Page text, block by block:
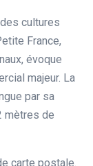
cultures
France,
évoque
majeur. La
par sa
mètres de
carte postale.